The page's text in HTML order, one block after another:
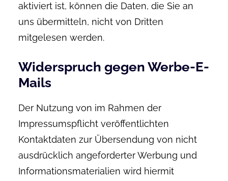
aktiviert ist, können die Daten, die Sie an
uns übermitteln, nicht von Dritten
mitgelesen werden.
Widerspruch gegen Werbe-E-
Mails
Der Nutzung von im Rahmen der
Impressumspflicht veröffentlichten
Kontaktdaten zur Übersendung von nicht
ausdrücklich angeforderter Werbung und
Informationsmaterialien wird hiermit